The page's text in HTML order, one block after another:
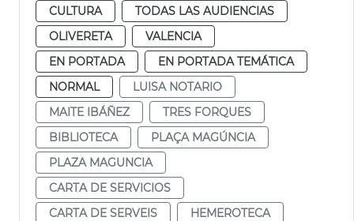
CULTURA
TODAS LAS AUDIENCIAS
OLIVERETA
VALENCIA
EN PORTADA
EN PORTADA TEMÁTICA
NORMAL
LUISA NOTARIO
MAITE IBÁÑEZ
TRES FORQUES
BIBLIOTECA
PLAÇA MAGÚNCIA
PLAZA MAGUNCIA
CARTA DE SERVICIOS
CARTA DE SERVEIS
HEMEROTECA